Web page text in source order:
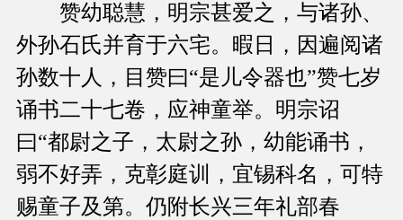
赞幼聪慧，明宗甚爱之，与诸孙、
外孙石氏并育于六宅。暇日，因遍阅诸
孙数十人，目赞曰“是儿令器也”赞七岁
诵书二十七卷，应神童举。明宗诏
曰“都尉之子，太尉之孙，幼能诵书，
弱不好弄，克彰庭训，宜锡科名，可特
赐童子及第。仍附长兴三年礼部春